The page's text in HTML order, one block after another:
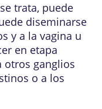
trata, puede
diseminarse
y a la vagina u
en etapa
otros ganglios
o a los